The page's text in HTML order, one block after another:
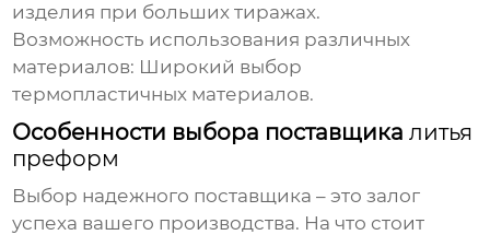
изделия при больших тиражах.
Возможность использования различных
материалов: Широкий выбор
термопластичных материалов.
Особенности выбора поставщикалитья
преформ
Выбор надежного поставщика – это залог
успеха вашего производства. На что стоит